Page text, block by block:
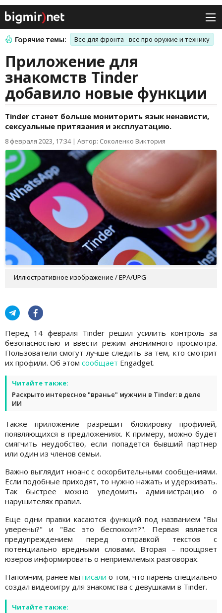
Горячие темы: Все для фронта - все про оружие и технику
Приложение для
знакомств Tinder
добавило новые функции
Tinder станет больше мониторить язык ненависти,
сексуальные притязания и эксплуатацию.
8 февраля 2023, 17:34| Автор: Соколенко Виктория
Иллюстративное изображение / EPA/UPG
Перед 14 февраля Tinder решил усилить контроль за
безопасностью и ввести режим анонимного просмотра.
Пользователи смогут лучше следить за тем, кто смотрит
их профили. Об этом сообщает Engadget.
Читайте также:
Раскрыто интересное "вранье" мужчин в Tinder: в деле
ИИ
Также приложение разрешит блокировку профилей,
появляющихся в предложениях. К примеру, можно будет
смягчить неудобство, если попадется бывший партнер
или один из членов семьи.
Важно выглядит нюанс с оскорбительными сообщениями.
Если подобные приходят, то нужно нажать и удерживать.
Так быстрее можно уведомить администрацию о
нарушителях правил.
Еще одни правки касаются функций под названием "Вы
уверены?" и "Вас это беспокоит?". Первая является
предупреждением перед отправкой текстов с
потенциально вредными словами. Вторая – поощряет
юзеров информировать о неприемлемых разговорах.
Напомним, ранее мы писали о том, что парень специально
создал видеоигру для знакомства с девушками в Tinder.
Читайте также: